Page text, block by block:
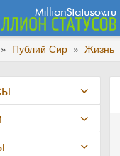
» Публий Сир » Жизнь